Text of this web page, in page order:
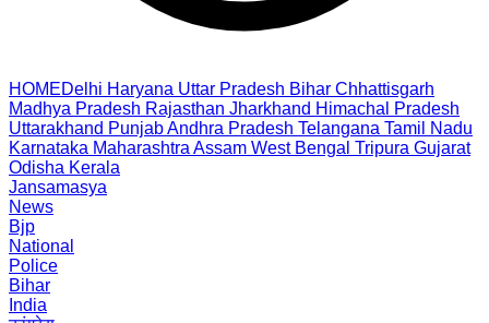
HOMEDelhi Haryana Uttar Pradesh Bihar Chhattisgarh
Madhya Pradesh Rajasthan Jharkhand Himachal Pradesh
Uttarakhand PunjabAndhra Pradesh Telangana Tamil Nadu
Karnataka Maharashtra Assam West Bengal Tripura Gujarat
Odisha Kerala
Jansamasya
News
Bjp
National
Police
Bihar
India